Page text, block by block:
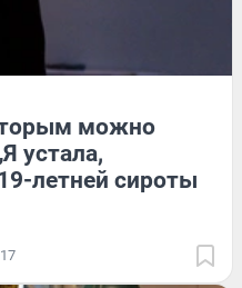
можно
устала,
летней сироты
17